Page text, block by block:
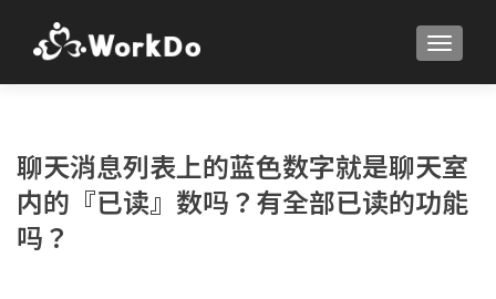
聊天消息列表上的蓝色数字就是聊天室
内的『已读』数吗？有全部已读的功能
吗？